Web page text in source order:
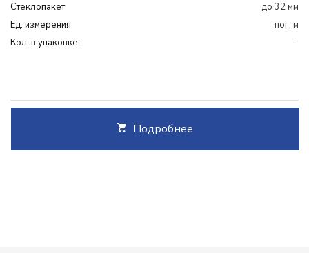
Cтеклопакет
до 32 мм
Ед. измерения
пог. м
Кол. в упаковке:
-
Подробнее